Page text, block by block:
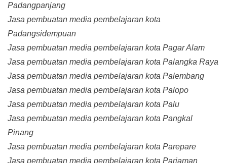
Padangpanjang
Jasa pembuatan media pembelajaran kota
Padangsidempuan
Jasa pembuatan media pembelajaran kota Pagar Alam
Jasa pembuatan media pembelajaran kota Palangka Raya
Jasa pembuatan media pembelajaran kota Palembang
Jasa pembuatan media pembelajaran kota Palopo
Jasa pembuatan media pembelajaran kota Palu
Jasa pembuatan media pembelajaran kota Pangkal
Pinang
Jasa pembuatan media pembelajaran kota Parepare
Jasa pembuatan media pembelajaran kota Pariaman